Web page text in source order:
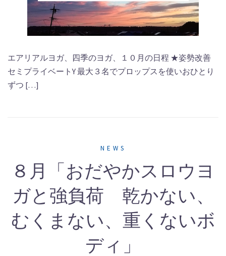
エアリアルヨガ、四季のヨガ、１０月の日程 ★姿勢改善
セミプライベートY 最大３名でプロップスを使いおひとり
ずつ […]
NEWS
８月「おだやかスロウヨ
ガと強負荷 乾かない、
むくまない、重くないボ
ディ」